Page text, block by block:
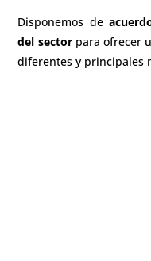
Disponemos de
del sectorpara ofrecer
diferentes y principales